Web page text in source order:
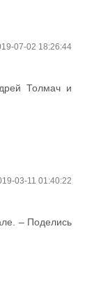
07-02 18:26:44
Толмач и
03-11 01:40:22
– Поделись